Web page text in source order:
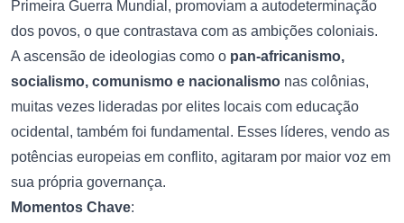
Primeira Guerra Mundial, promoviam a autodeterminação
dos povos, o que contrastava com as ambições coloniais.
A ascensão de ideologias como o pan-africanismo,
socialismo, comunismo e nacionalismo nas colônias,
muitas vezes lideradas por elites locais com educação
ocidental, também foi fundamental. Esses líderes, vendo as
potências europeias em conflito, agitaram por maior voz em
sua própria governança.
Momentos Chave: